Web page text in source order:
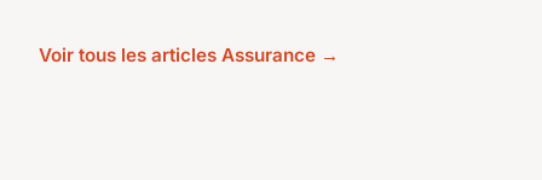
Voir tous les articles Assurance →